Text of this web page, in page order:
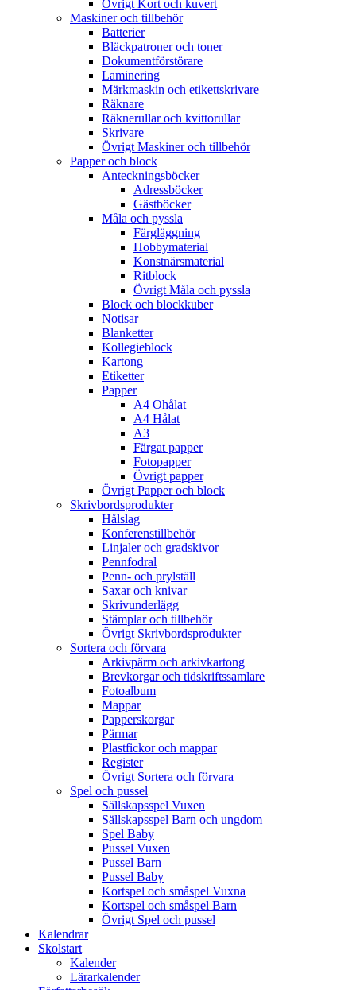
Övrigt Kort och kuvert
Maskiner och tillbehör
Batterier
Bläckpatroner och toner
Dokumentförstörare
Laminering
Märkmaskin och etikettskrivare
Räknare
Räknerullar och kvittorullar
Skrivare
Övrigt Maskiner och tillbehör
Papper och block
Anteckningsböcker
Adressböcker
Gästböcker
Måla och pyssla
Färgläggning
Hobbymaterial
Konstnärsmaterial
Ritblock
Övrigt Måla och pyssla
Block och blockkuber
Notisar
Blanketter
Kollegieblock
Kartong
Etiketter
Papper
A4 Ohålat
A4 Hålat
A3
Färgat papper
Fotopapper
Övrigt papper
Övrigt Papper och block
Skrivbordsprodukter
Hålslag
Konferenstillbehör
Linjaler och gradskivor
Pennfodral
Penn- och prylställ
Saxar och knivar
Skrivunderlägg
Stämplar och tillbehör
Övrigt Skrivbordsprodukter
Sortera och förvara
Arkivpärm och arkivkartong
Brevkorgar och tidskriftssamlare
Fotoalbum
Mappar
Papperskorgar
Pärmar
Plastfickor och mappar
Register
Övrigt Sortera och förvara
Spel och pussel
Sällskapsspel Vuxen
Sällskapsspel Barn och ungdom
Spel Baby
Pussel Vuxen
Pussel Barn
Pussel Baby
Kortspel och småspel Vuxna
Kortspel och småspel Barn
Övrigt Spel och pussel
Kalendrar
Skolstart
Kalender
Lärarkalender